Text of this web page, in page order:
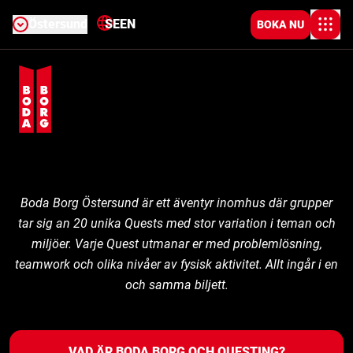
SEEN BOKA NU
Boda Borg Östersund är ett äventyr inomhus där grupper
tar sig an 20 unika Quests med stor variation i teman och
miljöer. Varje Quest utmanar er med problemlösning,
teamwork och olika nivåer av fysisk aktivitet. Allt ingår i en
och samma biljett.